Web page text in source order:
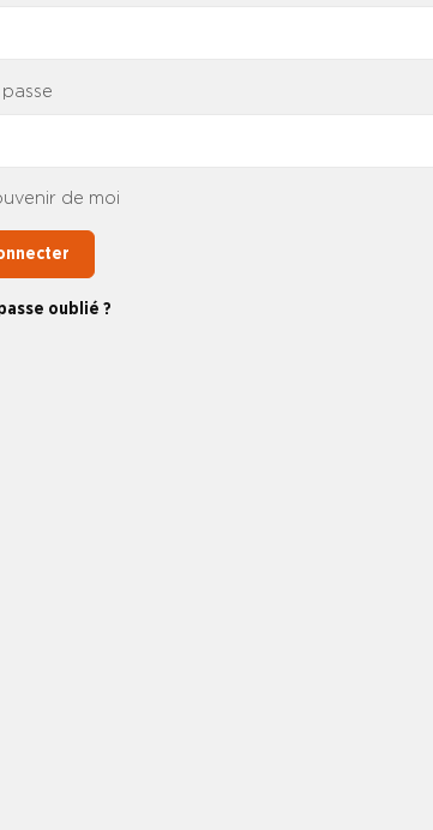
de moi
oublié ?